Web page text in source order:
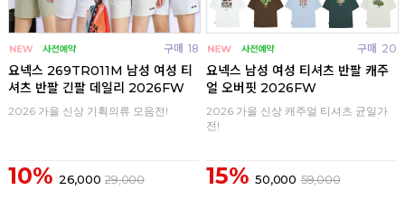
구매 18
요넥스 269TR011M 남성 여성 티
셔츠 반팔 긴팔 데일리 2026FW
2026 가을 신상 기획의류 모음전!
10% 26,000 29,000
구매 20
요넥스 남성 여성 티셔츠 반팔 캐주
얼 오버핏 2026FW
2026 가을 신상 캐주얼 티셔츠 균일가
전!
15% 50,000 59,000